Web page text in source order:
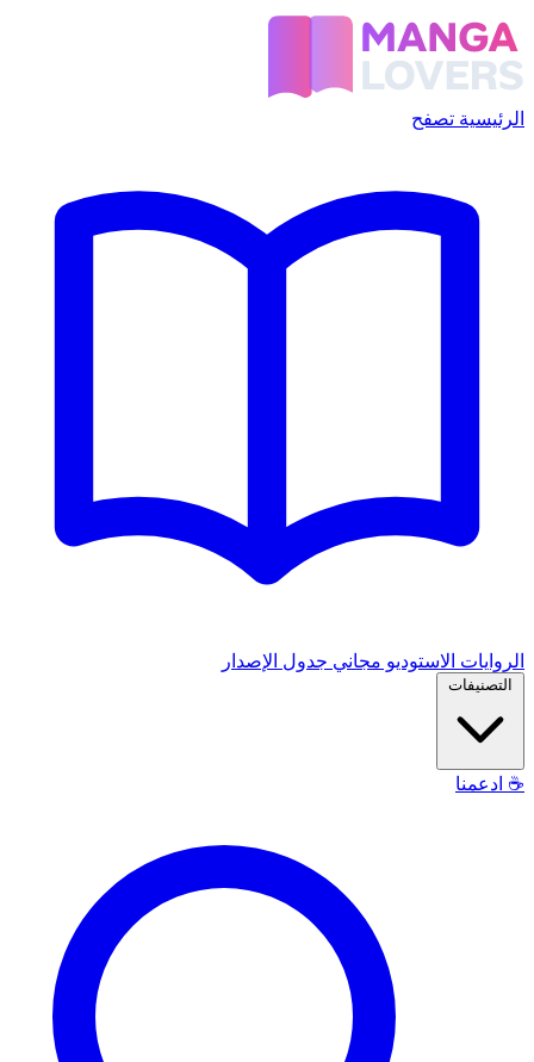
الرئيسية تصفح
الروايات الاستوديو مجاني جدول الإصدار
التصنيفات
☕ ادعمنا